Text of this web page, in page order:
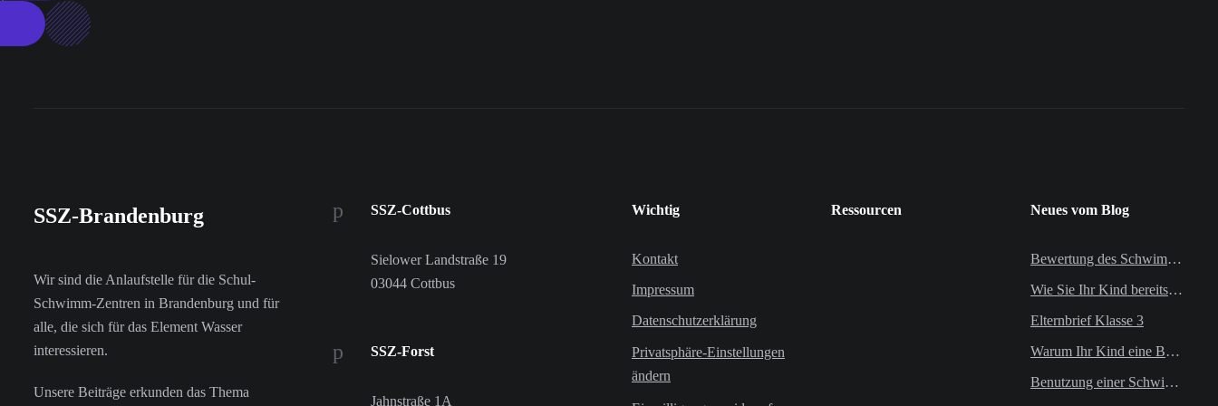
SSZ-Brandenburg
Wir sind die Anlaufstelle für die Schul-
Schwimm-Zentren in Brandenburg und für
alle, die sich für das Element Wasser
interessieren.
Unsere Beiträge erkunden das Thema
SSZ-Cottbus
Sielower Landstraße 19
03044 Cottbus
SSZ-Forst
Jahnstraße 1A
Wichtig
Kontakt
Impressum
Datenschutzerklärung
Privatsphäre-Einstellungen
ändern
Ressourcen Neues vom Blog
Bewertung des Schwimmunterrichts
Wie Sie Ihr Kind bereits auf den Schwimmunterricht im Vorfeld vorbereiten können
Elternbrief Klasse 3
Warum Ihr Kind eine Badekappe im Schwimmunterricht tragen sollte
Benutzung einer Schwimmbrille im Schwimmunterricht der Primarstufe